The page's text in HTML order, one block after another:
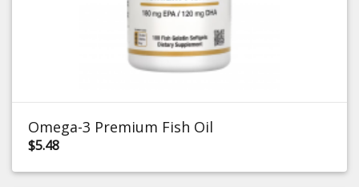
Omega-3 Premium Fish Oil
$5.48